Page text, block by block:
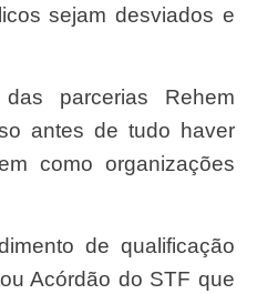
sejam desviados e
antes de tudo haver
como organizações
Acórdão do STF que